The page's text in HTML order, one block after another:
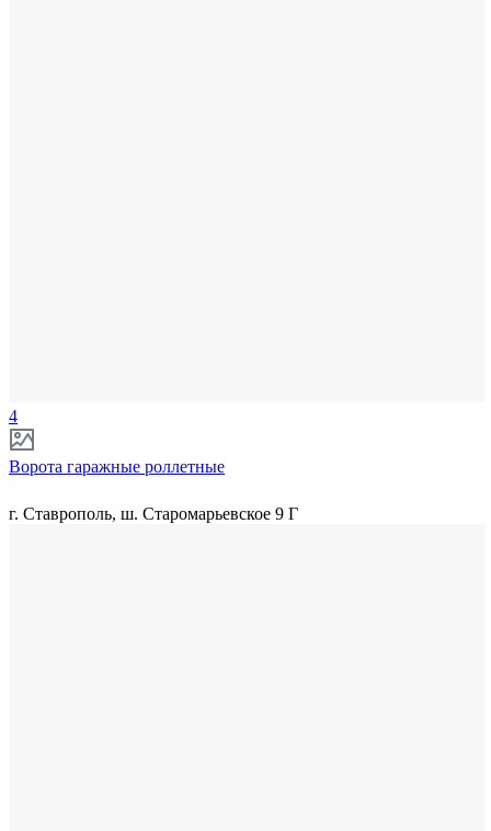
4
Ворота гаражные роллетные
г. Ставрополь, ш. Старомарьевское 9 Г